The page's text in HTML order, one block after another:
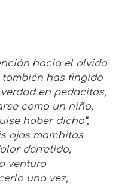
hacia el olvido
también has fingido
en pedacitos,
como un niño,
haber dicho”,
ojos marchitos
derretido;
ventura
una vez,